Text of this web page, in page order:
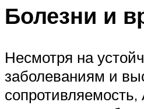
Болезни и
Несмотря на
заболеваниям и